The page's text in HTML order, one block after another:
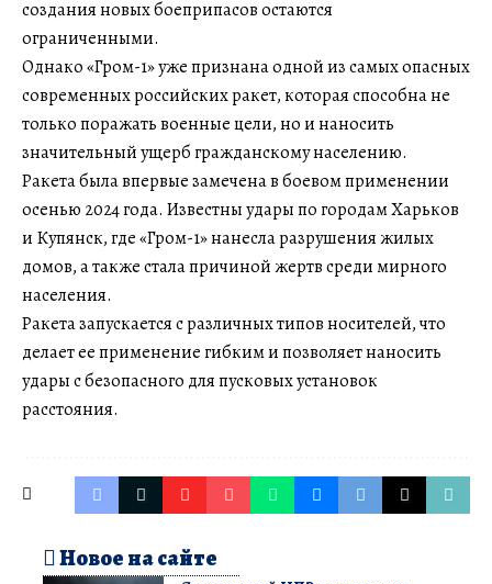
создания новых боеприпасов остаются
ограниченными.
Однако «Гром-1» уже признана одной из самых опасных
современных российских ракет, которая способна не
только поражать военные цели, но и наносить
значительный ущерб гражданскому населению.
Ракета была впервые замечена в боевом применении
осенью 2024 года. Известны удары по городам Харьков
и Купянск, где «Гром-1» нанесла разрушения жилых
домов, а также стала причиной жертв среди мирного
населения.
Ракета запускается с различных типов носителей, что
делает ее применение гибким и позволяет наносить
удары с безопасного для пусковых установок
расстояния.
Новое на сайте